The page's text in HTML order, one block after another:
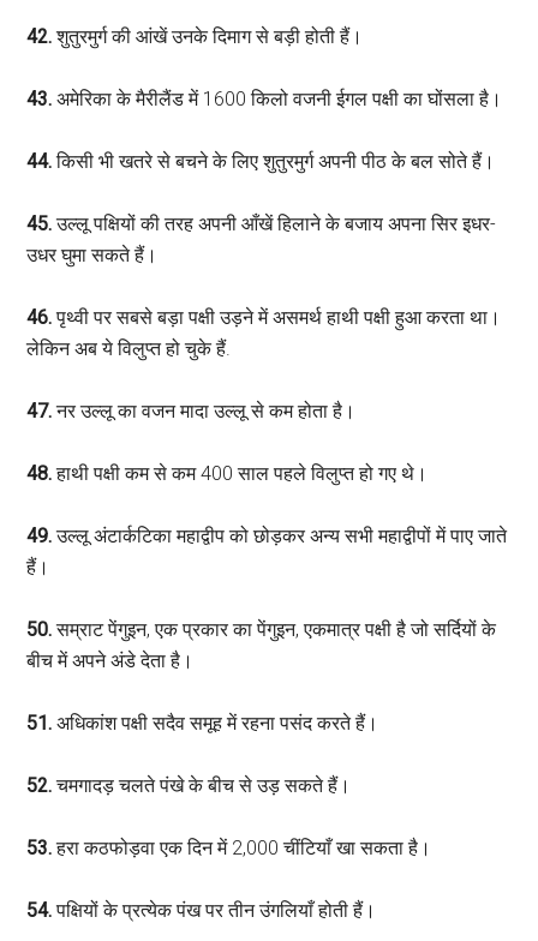
42.शुतुरमुर्ग की आंखें उनके दिमाग से बड़ी होती हैं।
43.अमेरिका के मैरीलैंड में 1600 किलो वजनी ईगल पक्षी का घोंसला है।
44.किसी भी खतरे से बचने के लिए शुतुरमुर्ग अपनी पीठ के बल सोते हैं।
45.उल्लू पक्षियों की तरह अपनी आँखें हिलाने के बजाय अपना सिर इधर-
उधर घुमा सकते हैं।
46.पृथ्वी पर सबसे बड़ा पक्षी उड़ने में असमर्थ हाथी पक्षी हुआ करता था।
लेकिन अब ये विलुप्त हो चुके हैं.
47.नर उल्लू का वजन मादा उल्लू से कम होता है।
48.हाथी पक्षी कम से कम 400 साल पहले विलुप्त हो गए थे।
49.उल्लू अंटार्कटिका महाद्वीप को छोड़कर अन्य सभी महाद्वीपों में पाए जाते
हैं।
50.सम्राट पेंगुइन, एक प्रकार का पेंगुइन, एकमात्र पक्षी है जो सर्दियों के
बीच में अपने अंडे देता है।
51.अधिकांश पक्षी सदैव समूह में रहना पसंद करते हैं।
52.चमगादड़ चलते पंखे के बीच से उड़ सकते हैं।
53.हरा कठफोड़वा एक दिन में 2,000 चींटियाँ खा सकता है।
54.पक्षियों के प्रत्येक पंख पर तीन उंगलियाँ होती हैं।